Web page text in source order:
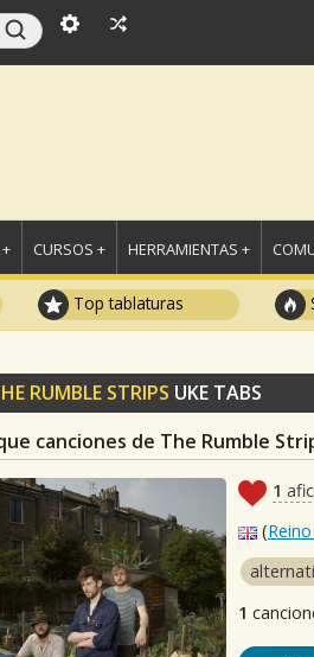
CURSOS + HERRAMIENTAS +
Top tablaturas
RUMBLE STRIPS UKE TABS
canciones de The Rumble
1
(
1